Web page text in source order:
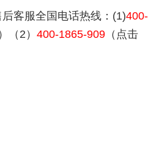
客服全国电话热线：(1)400-
（2） 400-1865-909 （点击